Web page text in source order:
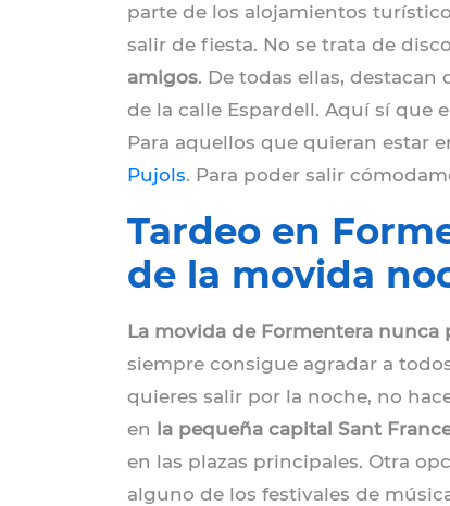
parte de los alojamientos
salir de fiesta. No se trata de
amigos. De todas ellas, destacan
de la calle Espardell. Aquí sí que
Para aquellos que quieran estar
Pujols. Para poder salir
Tardeo en
de la movida
La movida de Formentera nunca
siempre consigue agradar a
quieres salir por la noche, no
en la pequeña capital Sant
en las plazas principales. Otra
alguno de los festivales de